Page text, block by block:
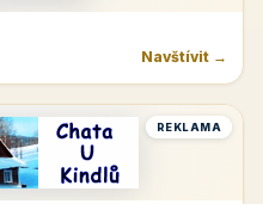
Navštívit →
REKLAMA